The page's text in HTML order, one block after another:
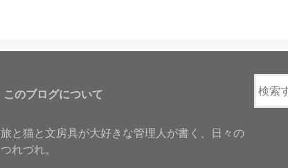
このブログについて
旅と猫と文房具が大好きな管理人が書く、日々の
つれづれ。